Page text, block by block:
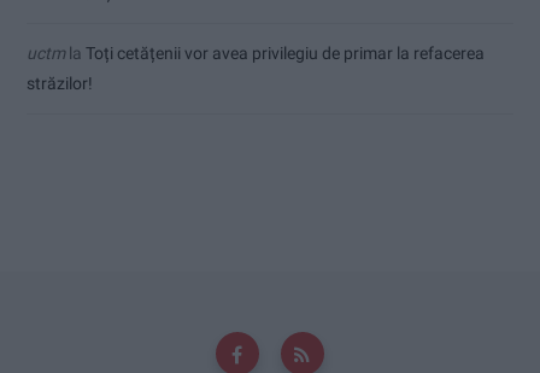
uctmla Toți cetățenii vor avea privilegiu de primar la refacerea
străzilor!